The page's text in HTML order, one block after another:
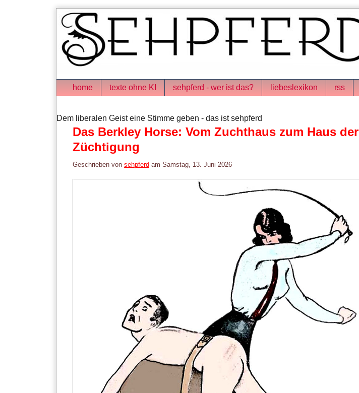
Navigation
home texte ohne KI sehpferd - wer ist das? liebeslexikon rss
Dem liberalen Geist eine Stimme geben - das ist sehpferd
Das Berkley Horse: Vom Zuchthaus zum Haus der
Züchtigung
Geschrieben von sehpferd am Samstag, 13. Juni 2026